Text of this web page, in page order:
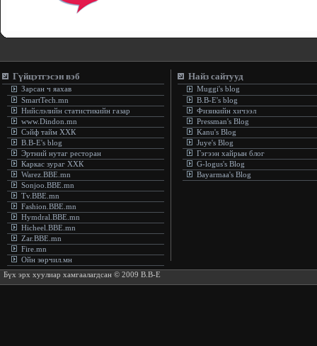
Гүйцэтгэсэн вэб
Зарсан ч яахав
SmartTech.mn
Нийслэлийн статистикийн газар
www.Dindon.mn
Сэйф тайм ХХК
B.B-E's blog
Эртний нутаг ресторан
Каркас зураг ХХК
Warez.BBE.mn
Sonjoo.BBE.mn
Tv.BBE.mn
Fashion.BBE.mn
Hymdral.BBE.mn
Hicheel.BBE.mn
Zar.BBE.mn
Fire.mn
Ойн зөрчил.мн
Найз сайтууд
Muggi's blog
B.B-E's blog
Физикийн хичээл
Pressman's Blog
Kanu's Blog
Juye's Blog
Гэгээн хайрын блог
G-logus's Blog
Bayarmaa's Blog
Бүх эрх хуулиар хамгаалагдсан © 2009 B.B-E